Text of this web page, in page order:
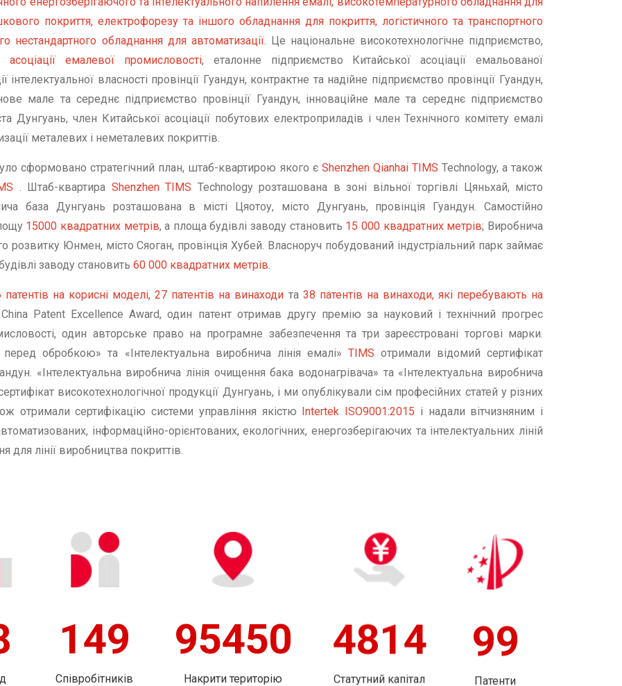
покриття, електрофорезу та іншого обладнання для покриття, логістичного та транспортного
нестандартного обладнання для автоматизації. Це національне високотехнологічне підприємство,
емалевої промисловості, еталонне підприємство Китайської асоціації емальованої
власності провінції Гуандун, контрактне та надійне підприємство провінції Гуандун,
мале та середнє підприємство провінції Гуандун, інноваційне мале та середнє підприємство
Дунгуань, член Китайської асоціації побутових електроприладів і член Технічного комітету емалі
металевих і неметалевих покриттів.
сформовано стратегічний план, штаб-квартирою якого є Shenzhen Qianhai TIMS Technology, а також
. Штаб-квартира Shenzhen TIMS Technology розташована в зоні вільної торгівлі Цяньхай, місто
база Дунгуань розташована в місті Цяотоу, місто Дунгуань, провінція Гуандун. Самостійно
15000 квадратних метрів, а площа будівлі заводу становить 15 000 квадратних метрів; Виробнича
розвитку Юнмен, місто Сяоган, провінція Хубей. Власноруч побудований індустріальний парк займає
заводу становить 60 000 квадратних метрів.
патентів на корисні моделі, 27 патентів на винаходи та 38 патентів на винаходи, які перебувають на
Patent Excellence Award, один патент отримав другу премію за науковий і технічний прогрес
один авторське право на програмне забезпечення та три зареєстровані торгові марки.
перед обробкою» та «Інтелектуальна виробнича лінія емалі» TIMS отримали відомий сертифікат
«Інтелектуальна виробнича лінія очищення бака водонагрівача» та «Інтелектуальна виробнича
високотехнологічної продукції Дунгуань, і ми опублікували сім професійних статей у різних
отримали сертифікацію системи управління якістю Intertek ISO9001:2015 і надали вітчизняним і
інформаційно-орієнтованих, екологічних, енергозберігаючих та інтелектуальних ліній
для лінії виробництва покриттів.
180
Співробітників
115000
Накрити територію
5800
Статутний капітал
120
Патенти